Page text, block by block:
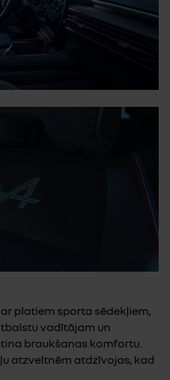
platiem sporta sēdekļiem,
vadītājam un
braukšanas komfortu.
atzveltnēm atdzīvojas, kad